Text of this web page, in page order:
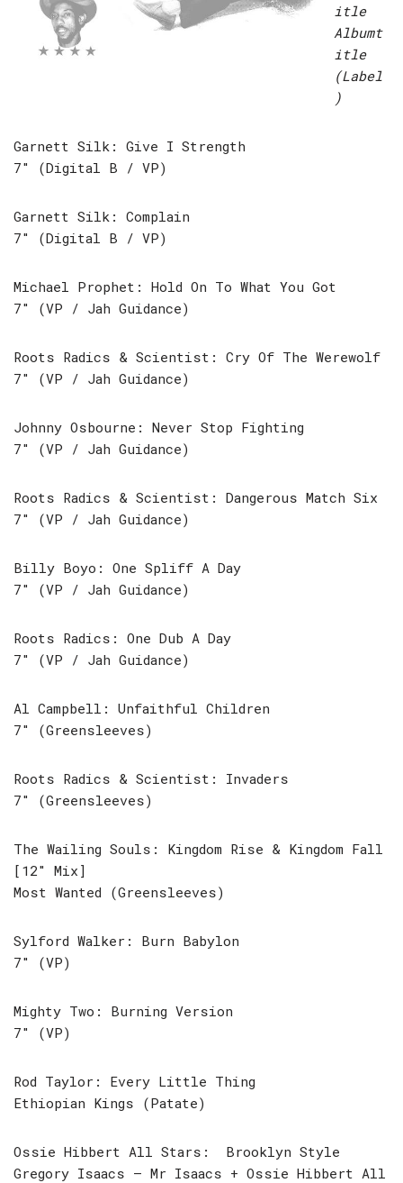
itle
Albumt
itle
(Label
)
Garnett Silk: Give I Strength
7″ (Digital B / VP)
Garnett Silk: Complain
7″ (Digital B / VP)
Michael Prophet: Hold On To What You Got
7″ (VP / Jah Guidance)
Roots Radics & Scientist: Cry Of The Werewolf
7″ (VP / Jah Guidance)
Johnny Osbourne: Never Stop Fighting
7″ (VP / Jah Guidance)
Roots Radics & Scientist: Dangerous Match Six
7″ (VP / Jah Guidance)
Billy Boyo: One Spliff A Day
7″ (VP / Jah Guidance)
Roots Radics: One Dub A Day
7″ (VP / Jah Guidance)
Al Campbell: Unfaithful Children
7″ (Greensleeves)
Roots Radics & Scientist: Invaders
7″ (Greensleeves)
The Wailing Souls: Kingdom Rise & Kingdom Fall
[12″ Mix]
Most Wanted (Greensleeves)
Sylford Walker: Burn Babylon
7″ (VP)
Mighty Two: Burning Version
7″ (VP)
Rod Taylor: Every Little Thing
Ethiopian Kings (Patate)
Ossie Hibbert All Stars: Brooklyn Style
Gregory Isaacs – Mr Isaacs + Ossie Hibbert All